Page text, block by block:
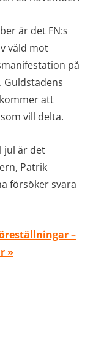
är det FN:s
våld mot
på
Guldstadens
att
vill delta.
jul är det
Patrik
försöker svara
–
»